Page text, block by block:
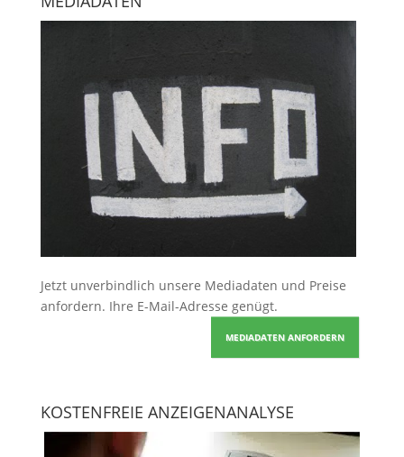
Jetzt unverbindlich unsere Mediadaten und Preise
anfordern. Ihre E-Mail-Adresse genügt.
MEDIADATEN ANFORDERN
KOSTENFREIE ANZEIGENANALYSE